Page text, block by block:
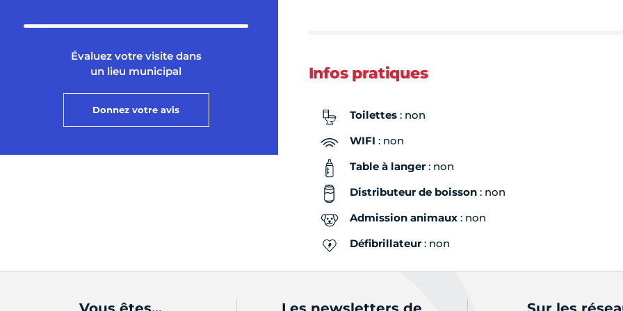
Évaluez votre visite dans
un lieu municipal
Donnez votre avis
Infos pratiques
Toilettes: non
WIFI : non
Table à langer: non
Distributeur de boisson: non
Admission animaux: non
Défibrillateur: non